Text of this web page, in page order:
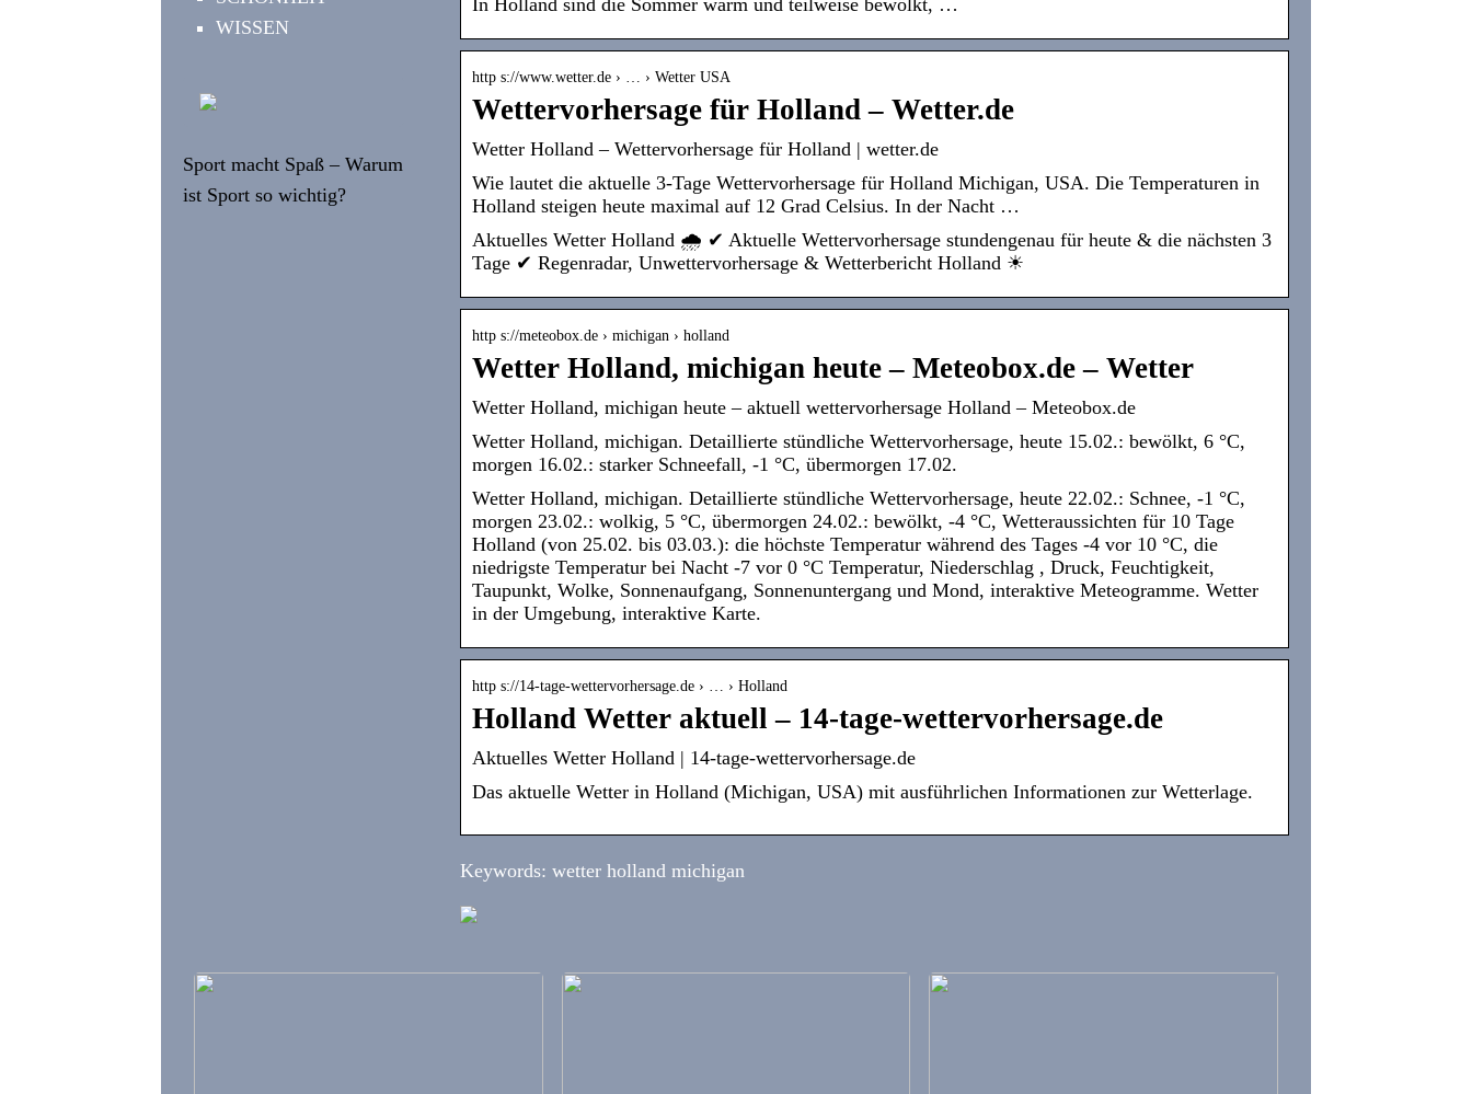
In Holland sind die Sommer warm und teilweise bewölkt, …
http s://www.wetter.de › … › Wetter USA
Wettervorhersage für Holland – Wetter.de
Wetter Holland – Wettervorhersage für Holland | wetter.de
Wie lautet die aktuelle 3-Tage Wettervorhersage für Holland Michigan, USA. Die Temperaturen in
Holland steigen heute maximal auf 12 Grad Celsius. In der Nacht …
Aktuelles Wetter Holland 🌧️ ✔ Aktuelle Wettervorhersage stundengenau für heute & die nächsten 3
Tage ✔ Regenradar, Unwettervorhersage & Wetterbericht Holland ☀
http s://meteobox.de › michigan › holland
Wetter Holland, michigan heute – Meteobox.de – Wetter
Wetter Holland, michigan heute – aktuell wettervorhersage Holland – Meteobox.de
Wetter Holland, michigan. Detaillierte stündliche Wettervorhersage, heute 15.02.: bewölkt, 6 °C,
morgen 16.02.: starker Schneefall, -1 °C, übermorgen 17.02.
Wetter Holland, michigan. Detaillierte stündliche Wettervorhersage, heute 22.02.: Schnee, -1 °C,
morgen 23.02.: wolkig, 5 °C, übermorgen 24.02.: bewölkt, -4 °C, Wetteraussichten für 10 Tage
Holland (von 25.02. bis 03.03.): die höchste Temperatur während des Tages -4 vor 10 °C, die
niedrigste Temperatur bei Nacht -7 vor 0 °C Temperatur, Niederschlag , Druck, Feuchtigkeit,
Taupunkt, Wolke, Sonnenaufgang, Sonnenuntergang und Mond, interaktive Meteogramme. Wetter
in der Umgebung, interaktive Karte.
http s://14-tage-wettervorhersage.de › … › Holland
Holland Wetter aktuell – 14-tage-wettervorhersage.de
Aktuelles Wetter Holland | 14-tage-wettervorhersage.de
Das aktuelle Wetter in Holland (Michigan, USA) mit ausführlichen Informationen zur Wetterlage.
Keywords: wetter holland michigan
WISSEN
Sport macht Spaß – Warum
ist Sport so wichtig?